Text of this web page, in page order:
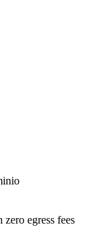
egress fees